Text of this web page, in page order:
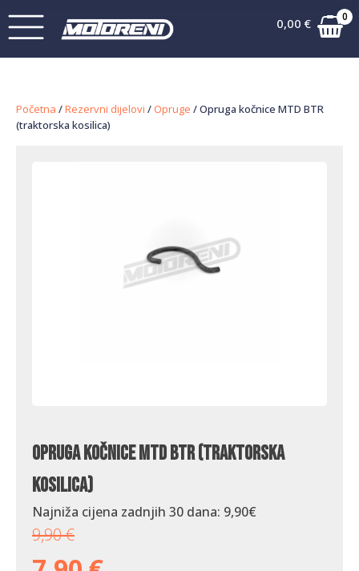
0,00 € 0
Početna /Rezervni dijelovi / Opruge / Opruga kočnice MTD BTR
(traktorska kosilica)
Opruga kočnice MTD BTR (traktorska
kosilica)
Najniža cijena zadnjih 30 dana: 9,90€
9,90€